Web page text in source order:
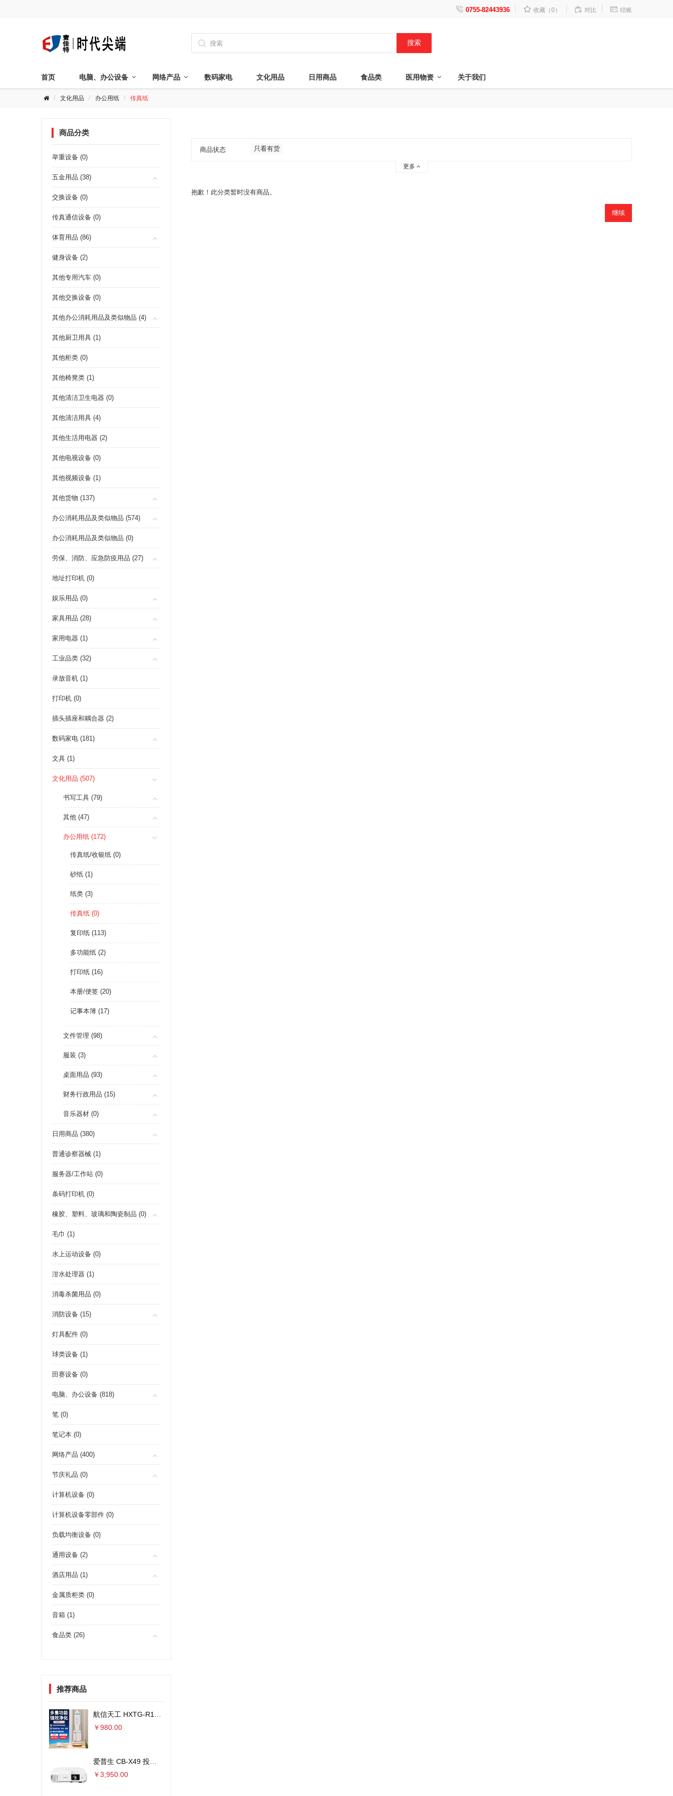
 0755-82443936  收藏（0）  对比  结账
 搜索
首页 电脑、办公设备 网络产品 数码家电 文化用品 日用商品 食品类 医用物资 关于我们
文化用品 办公用纸 传真纸
商品分类
举重设备 (0)
五金用品 (38)
交换设备 (0)
传真通信设备 (0)
体育用品 (86)
健身设备 (2)
其他专用汽车 (0)
其他交换设备 (0)
其他办公消耗用品及类似物品 (4)
其他厨卫用具 (1)
其他柜类 (0)
其他椅凳类 (1)
其他清洁卫生电器 (0)
其他清洁用具 (4)
其他生活用电器 (2)
其他电视设备 (0)
其他视频设备 (1)
其他货物 (137)
办公消耗用品及类似物品 (574)
办公消耗用品及类似物品 (0)
劳保、消防、应急防疫用品 (27)
地址打印机 (0)
娱乐用品 (0)
家具用品 (28)
家用电器 (1)
工业品类 (32)
录放音机 (1)
打印机 (0)
插头插座和耦合器 (2)
数码家电 (181)
文具 (1)
文化用品 (507)
书写工具 (79)
其他 (47)
办公用纸 (172)
传真纸/收银纸 (0)
砂纸 (1)
纸类 (3)
传真纸 (0)
复印纸 (113)
多功能纸 (2)
打印纸 (16)
本册/便签 (20)
记事本簿 (17)
文件管理 (98)
服装 (3)
桌面用品 (93)
财务行政用品 (15)
音乐器材 (0)
日用商品 (380)
普通诊察器械 (1)
服务器/工作站 (0)
条码打印机 (0)
橡胶、塑料、玻璃和陶瓷制品 (0)
毛巾 (1)
水上运动设备 (0)
泔水处理器 (1)
消毒杀菌用品 (0)
消防设备 (15)
灯具配件 (0)
球类设备 (1)
田赛设备 (0)
电脑、办公设备 (818)
笔 (0)
笔记本 (0)
网络产品 (400)
节庆礼品 (0)
计算机设备 (0)
计算机设备零部件 (0)
负载均衡设备 (0)
通用设备 (2)
酒店用品 (1)
金属质柜类 (0)
音箱 (1)
食品类 (26)
推荐商品
￥980.00
￥3,950.00
商品状态 只看有货
更多
抱歉！此分类暂时没有商品。
继续